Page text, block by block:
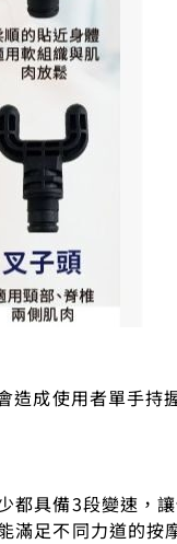
成使用者單手持
都具備3段變速，
滿足不同力道的按